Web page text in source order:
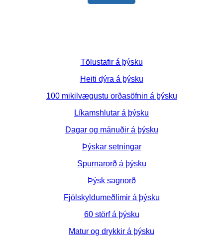
Tölustafir á þýsku
Heiti dýra á þýsku
100 mikilvægustu orðasöfnin á þýsku
Líkamshlutar á þýsku
Dagar og mánuðir á þýsku
Þýskar setningar
Spurnarorð á þýsku
Þýsk sagnorð
Fjölskyldumeðlimir á þýsku
60 störf á þýsku
Matur og drykkir á þýsku